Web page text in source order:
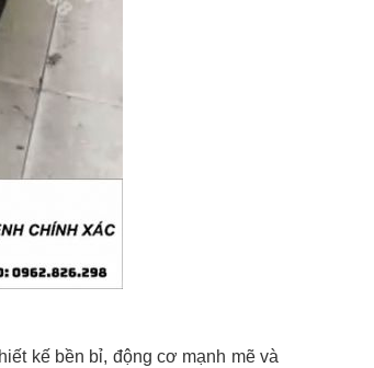
kế bền bỉ, động cơ mạnh mẽ và